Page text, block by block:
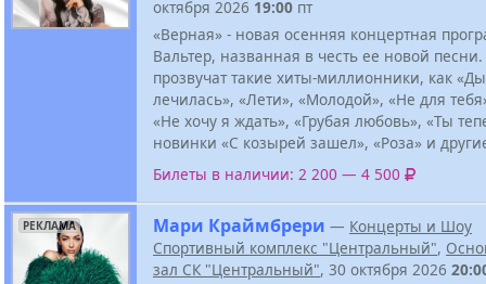
октября 2026 19:00 пт
«Верная» - новая осенняя концертная
Вальтер, названная в честь ее новой
прозвучат такие хиты-миллионники, как
лечилась», «Лети», «Молодой», «Не для
«Не хочу я ждать», «Грубая любовь», «Ты
новинки «С козырей зашел», «Роза» и
Билеты в наличии: 2 200 — 4 500
РЕКЛАМА Мари Краймбрери — Концерты и Шоу
Спортивный комплекс "Центральный",
зал СК "Центральный", 30 октября 2026